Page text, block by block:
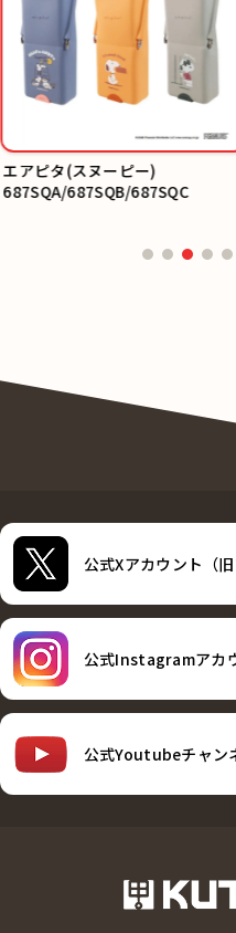
エアピタ(スヌーピー)
687SQA/687SQB/687SQC
公式Xアカウント（
公式Instagramアカ
公式Youtubeチャン